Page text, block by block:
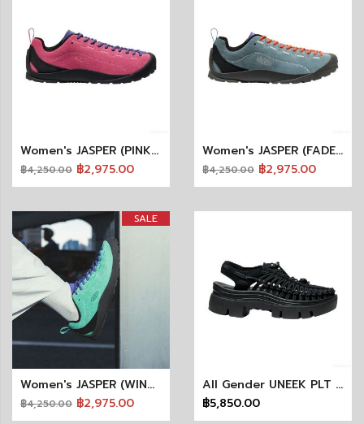
Women's JASPER (PINK LEMONADE/SKIPPER BLUE)
฿4,250.00 ฿2,975.00
Women's JASPER (FADED DENIM/SKIPPER BLUE)
฿4,250.00 ฿2,975.00
SALE
Women's JASPER (WINTER GREEN/PURPLE OPULENCE)
฿4,250.00 ฿2,975.00
All Gender UNEEK PLT (BLACK/BLACK)
฿5,850.00